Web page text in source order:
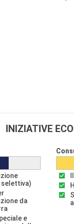
INIZIATIVE
da
e